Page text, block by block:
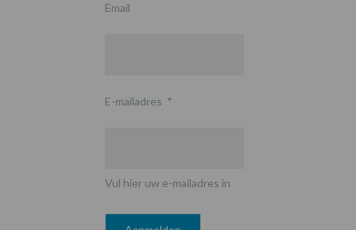
Email
E-mailadres *
Vul hier uw e-mailadres in